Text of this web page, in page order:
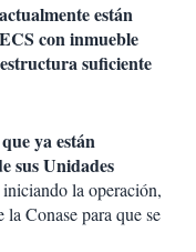
están
con inmueble
suficiente
ya están
sus Unidades
iniciando la operación,
Conase para que se